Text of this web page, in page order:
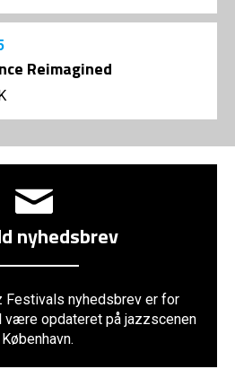
Reimagined
nyhedsbrev
Festivals nyhedsbrev er for
være opdateret på jazzscenen